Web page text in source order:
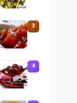
3
4